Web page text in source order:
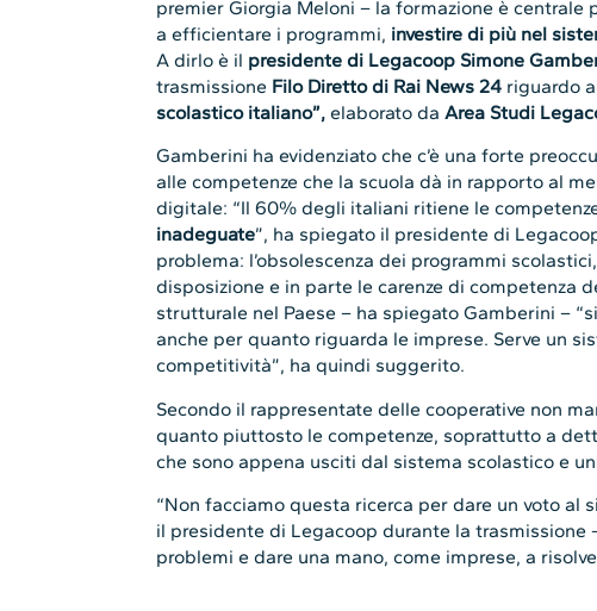
premier Giorgia Meloni – la formazione è centrale
a efficientare i programmi, investire di più nel
A dirlo è il presidente di Legacoop Simone
trasmissione Filo Diretto di Rai News 24 riguardo
scolastico italiano”, elaborato daArea Studi
Gamberini ha evidenziato che c’è una forte
alle competenze che la scuola dà in rapporto al
digitale: “Il 60% degli italiani ritiene le
inadeguate”, ha spiegato il presidente di
problema: l’obsolescenza dei programmi
disposizione e in parte le carenze di competenza
strutturale nel Paese – ha spiegato Gamberini –
anche per quanto riguarda le imprese. Serve un
competitività”, ha quindi suggerito.
Secondo il rappresentate delle cooperative non
quanto piuttosto le competenze, soprattutto a
che sono appena usciti dal sistema scolastico e
“Non facciamo questa ricerca per dare un voto al
il presidente di Legacoop durante la trasmissione
problemi e dare una mano, come imprese, a